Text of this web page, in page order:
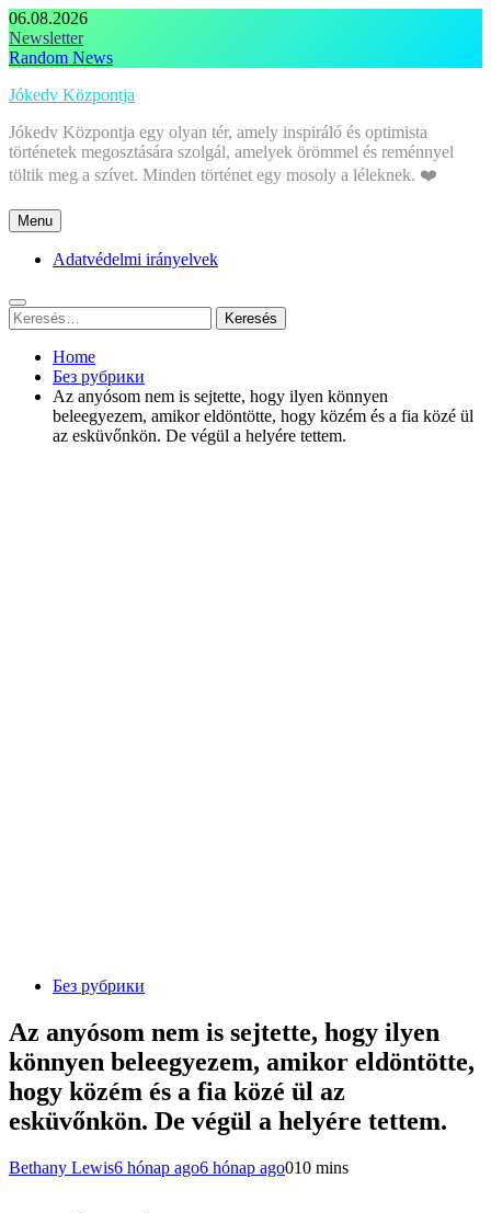
Skip
to
content
06.08.2026
Newsletter
Random News
Jókedv Központja
Jókedv Központja egy olyan tér, amely inspiráló és optimista
történetek megosztására szolgál, amelyek örömmel és reménnyel
töltik meg a szívet. Minden történet egy mosoly a léleknek. ❤️
Menu
Adatvédelmi irányelvek
Keresés:
Home
Без рубрики
Az anyósom nem is sejtette, hogy ilyen könnyen
beleegyezem, amikor eldöntötte, hogy közém és a fia közé ül
az esküvőnkön. De végül a helyére tettem.
Без рубрики
Az anyósom nem is sejtette, hogy ilyen
könnyen beleegyezem, amikor eldöntötte,
hogy közém és a fia közé ül az
esküvőnkön. De végül a helyére tettem.
Bethany Lewis6 hónap ago6 hónap ago010 mins